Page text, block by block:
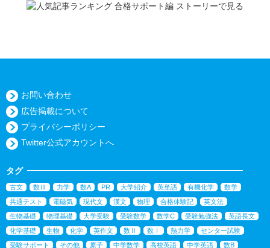
お問い合わせ
広告掲載について
プライバシーポリシー
Twitter公式アカウントへ
タグ
古文 数Ⅲ 力学 数A PR 大学紹介 英単語 有機化学
数学
共通テスト
電磁気 現代文 漢文 物理 合格体験記
英文法
生物基礎
物理基礎 大学受験 受験数学 数学C 受験勉強法
英語長文
化学基礎
生物 化学 英作文 数Ⅱ 数Ⅰ 熱力学
センター試験
受験サポート
その他 原子 中学数学 高校英語 中学英語 数B